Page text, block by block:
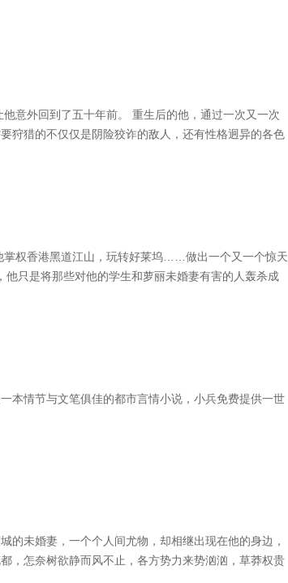
群:60328894(已满) 3222358（名额不多）
意外回到了五十年前。 重生后的他，通过一次又一次
狩猎的不仅仅是阴险狡诈的敌人，还有性格迥异的各色
猎？ ··· 本书宗旨：让男人想当主角，女人爱上主
掌权香港黑道江山，玩转好莱坞……做出一个又一个惊天
只是将那些对他的学生和萝丽未婚妻有害的人轰杀成
》两本书，无断更史，全本保证，请大家放心收看。
本情节与文笔俱佳的都市言情小说，小兵免费提供一世
的未婚妻，一个个人间尤物，却相继出现在他的身边，
，怎奈树欲静而风不止，各方势力来势汹汹，草莽权贵
！”——秦风。各